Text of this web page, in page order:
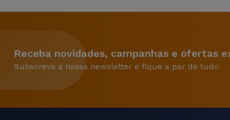
Receba novidades, campanhas e ofertas
Subscreva a nossa newsletter e fique a par de tudo